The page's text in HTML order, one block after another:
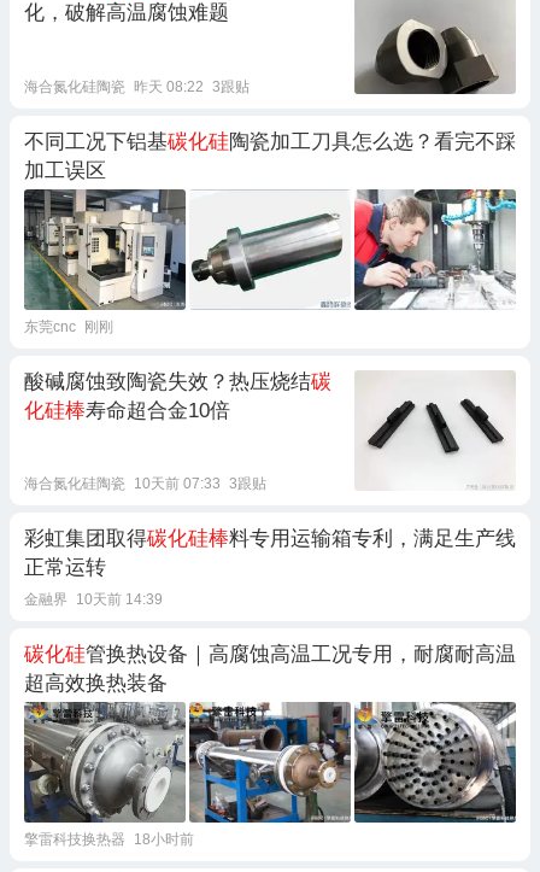
化，破解高温腐蚀难题
海合氮化硅陶瓷 昨天 08:22 3跟贴
不同工况下铝基碳化硅陶瓷加工刀具怎么选？看完不踩
加工误区
东莞cnc 刚刚
酸碱腐蚀致陶瓷失效？热压烧结碳
化硅棒寿命超合金10倍
海合氮化硅陶瓷 10天前 07:33 3跟贴
彩虹集团取得碳化硅棒料专用运输箱专利，满足生产线
正常运转
金融界 10天前 14:39
碳化硅管换热设备｜高腐蚀高温工况专用，耐腐耐高温
超高效换热装备
擎雷科技换热器 18小时前